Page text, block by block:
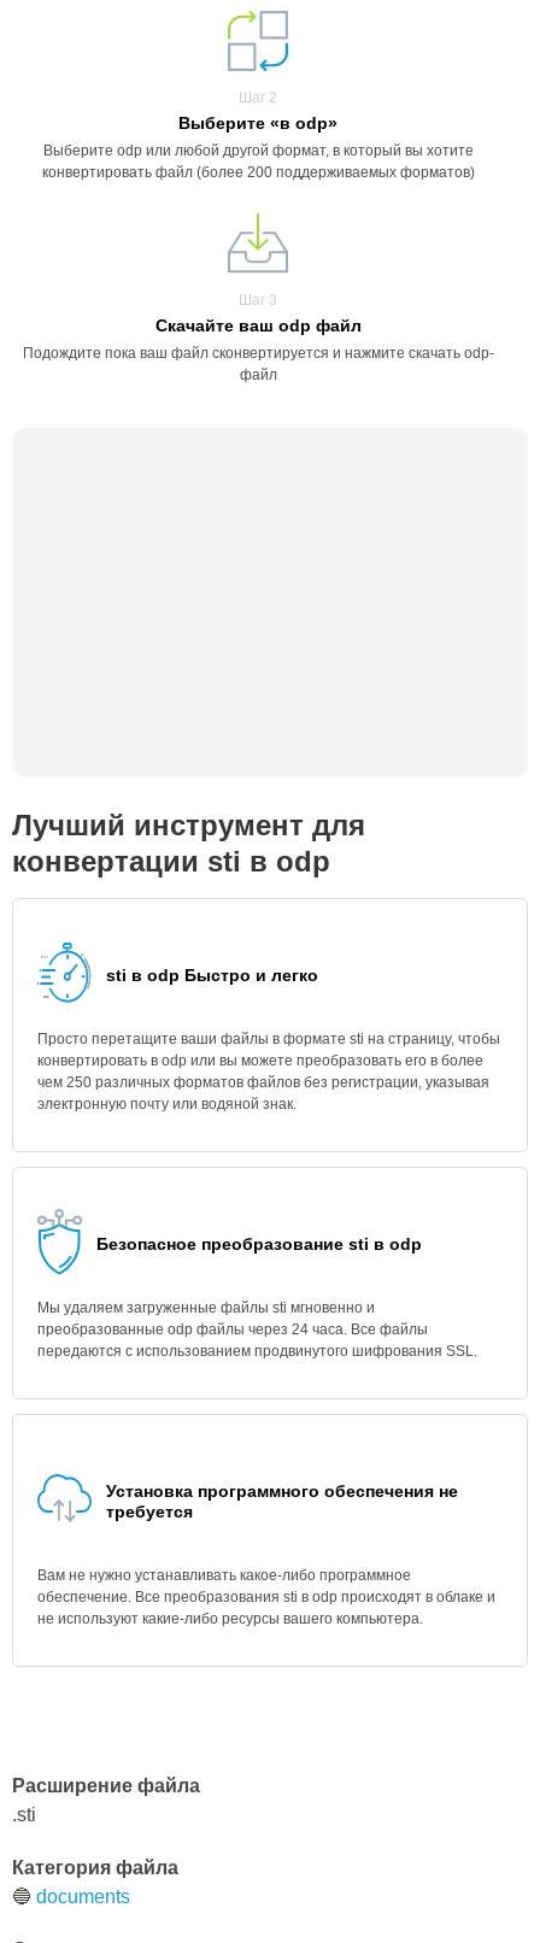
Шаг 2
Выберите «в odp»
Выберите odp или любой другой формат, в который вы хотите
конвертировать файл (более 200 поддерживаемых форматов)
Шаг 3
Скачайте ваш odp файл
Подождите пока ваш файл сконвертируется и нажмите скачать odp-
файл
Лучший инструмент для
конвертации sti в odp
sti в odp Быстро и легко
Просто перетащите ваши файлы в формате sti на страницу, чтобы
конвертировать в odp или вы можете преобразовать его в более
чем 250 различных форматов файлов без регистрации, указывая
электронную почту или водяной знак.
Безопасное преобразование sti в odp
Мы удаляем загруженные файлы sti мгновенно и
преобразованные odp файлы через 24 часа. Все файлы
передаются с использованием продвинутого шифрования SSL.
Установка программного обеспечения не
требуется
Вам не нужно устанавливать какое-либо программное
обеспечение. Все преобразования sti в odp происходят в облаке и
не используют какие-либо ресурсы вашего компьютера.
Расширение файла
.sti
Категория файла
🔵 documents